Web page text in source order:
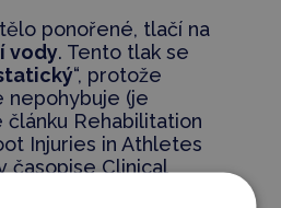
ponořené, tlačí na
vody. Tento tlak se
“, protože
nepohybuje (je
článku Rehabilitation
Injuries in Athletes
časopise Clinical